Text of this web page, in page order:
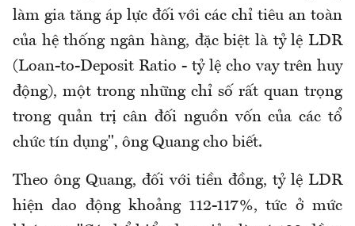
làm gia tăng áp lực đối với các chỉ tiêu an toàn
của hệ thống ngân hàng, đặc biệt là tỷ lệ LDR
(Loan-to-Deposit Ratio - tỷ lệ cho vay trên huy
động), một trong những chỉ số rất quan trọng
trong quản trị cân đối nguồn vốn của các tổ
chức tín dụng", ông Quang cho biết.
Theo ông Quang, đối với tiền đồng, tỷ lệ LDR
hiện dao động khoảng 112-117%, tức ở mức